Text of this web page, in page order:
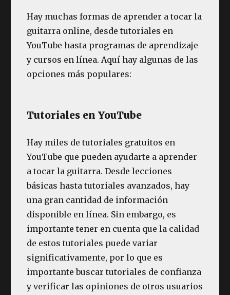
Hay muchas formas de aprender a tocar la
guitarra online, desde tutoriales en
YouTube hasta programas de aprendizaje
y cursos en línea. Aquí hay algunas de las
opciones más populares:
Tutoriales en YouTube
Hay miles de tutoriales gratuitos en
YouTube que pueden ayudarte a aprender
a tocar la guitarra. Desde lecciones
básicas hasta tutoriales avanzados, hay
una gran cantidad de información
disponible en línea. Sin embargo, es
importante tener en cuenta que la calidad
de estos tutoriales puede variar
significativamente, por lo que es
importante buscar tutoriales de confianza
y verificar las opiniones de otros usuarios